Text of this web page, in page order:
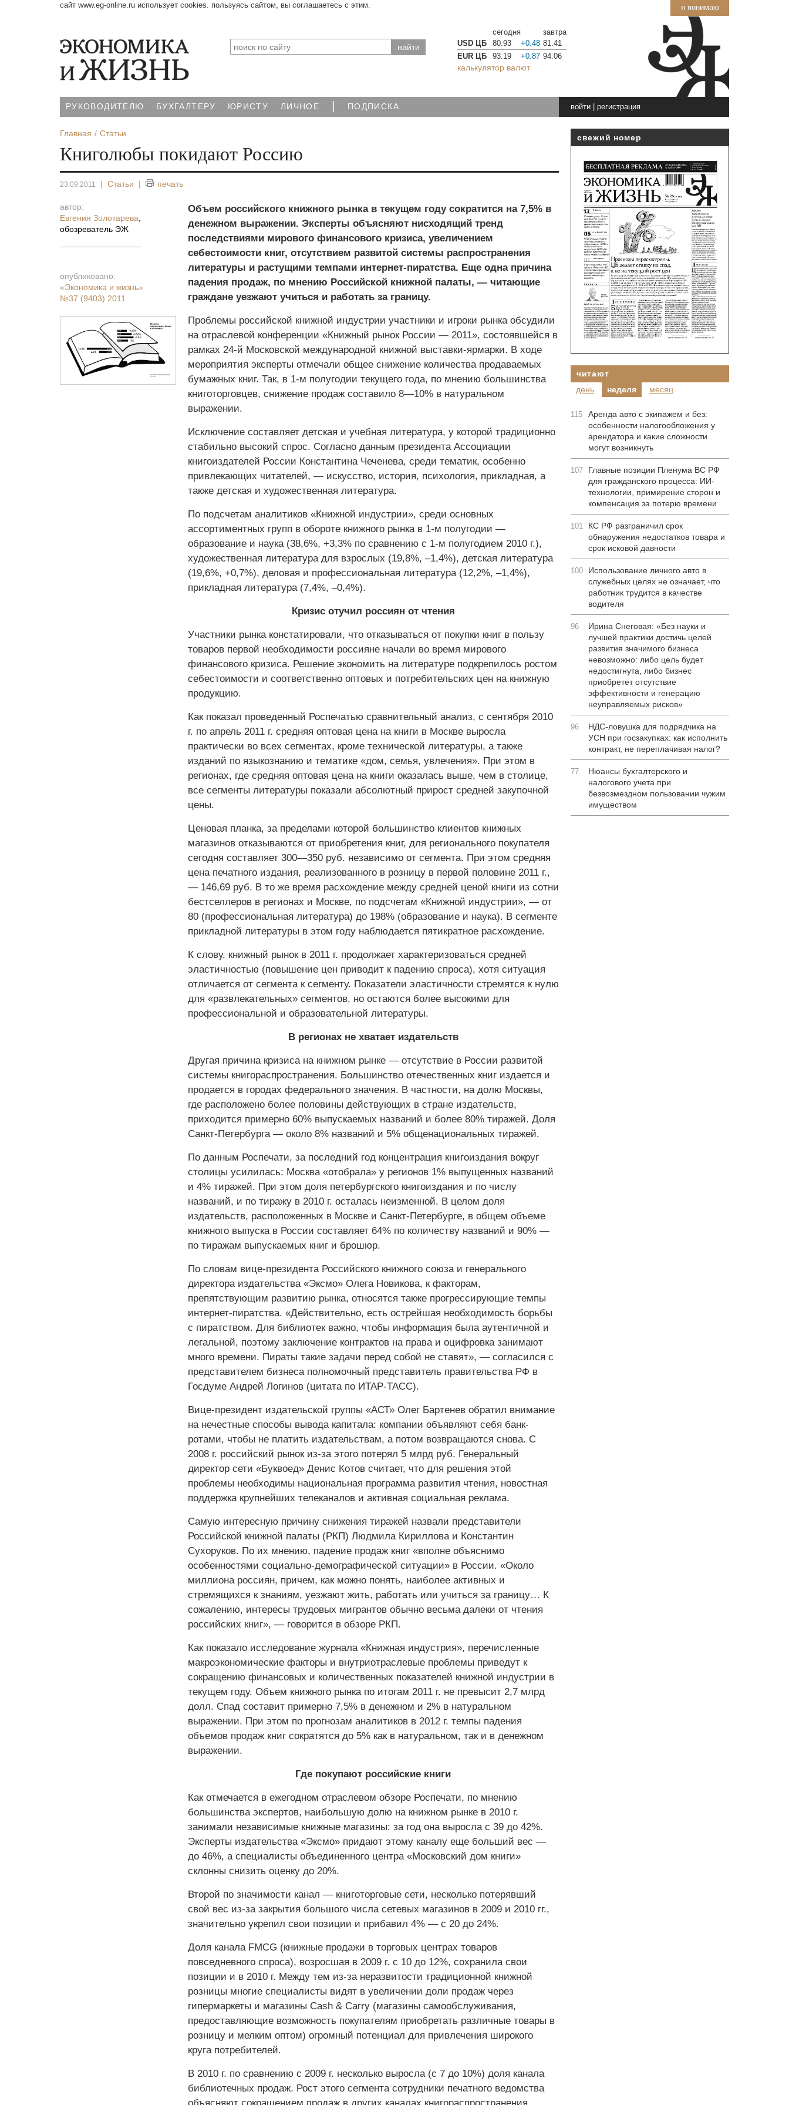
я понимаю
сайт www.eg-online.ru использует cookies. пользуясь сайтом, вы соглашаетесь с этим.
сегодня
завтра
USD ЦБ
80.93 +0.48 81.41
EUR ЦБ
93.19 +0.87 94.06
калькулятор валют
РУКОВОДИТЕЛЮ БУХГАЛТЕРУ ЮРИСТУ ЛИЧНОЕ | ПОДПИСКА войти| регистрация
Главная Статьи
Книголюбы покидают Россию
23.09.2011 | Статьи | печать
автор:
Евгения Золотарева
обозреватель ЭЖ
опубликовано:
«Экономика и жизнь»
№37 (9403) 2011
Объем российского книжного рынка в текущем году сократится на 7,5% в
денежном выражении. Эксперты объясняют нисходящий тренд
последствиями мирового финансового кризиса, увеличением
себестоимости книг, отсутствием развитой системы распространения
литературы и растущими темпами интернет-пиратства. Еще одна причина
падения продаж, по мнению Российской книжной палаты, — читающие
граждане уезжают учиться и работать за границу.
Проблемы российской книжной индустрии участники и игроки рынка обсудили
на отраслевой конференции «Книжный рынок России — 2011», состоявшейся в
рамках 24-й Московской международной книжной выставки-ярмарки. В ходе
мероприятия эксперты отмечали общее снижение количества продаваемых
бумажных книг. Так, в 1-м полугодии текущего года, по мнению большинства
книготорговцев, снижение продаж составило 8—10% в натуральном
выражении.
Исключение составляет детская и учебная литература, у которой традиционно
стабильно высокий спрос. Согласно данным президента Ассоциации
книгоиздателей России Константина Чеченева, среди тематик, особенно
привлекающих читателей, — искусство, история, психология, прикладная, а
также детская и художественная литература.
По подсчетам аналитиков «Книжной индустрии», среди основных
ассортиментных групп в обороте книжного рынка в 1-м полугодии —
образование и наука (38,6%, +3,3% по сравнению с 1-м полугодием 2010 г.),
художественная литература для взрослых (19,8%, –1,4%), детская литература
(19,6%, +0,7%), деловая и профессиональная литература (12,2%, –1,4%),
прикладная литература (7,4%, –0,4%).
Кризис отучил россиян от чтения
Участники рынка констатировали, что отказываться от покупки книг в пользу
товаров первой необходимости россияне начали во время мирового
финансового кризиса. Решение экономить на литературе подкрепилось ростом
себестоимости и соответственно оптовых и потребительских цен на книжную
продукцию.
Как показал проведенный Роспечатью сравнительный анализ, с сентября 2010
г. по апрель 2011 г. средняя оптовая цена на книги в Москве выросла
практически во всех сегментах, кроме технической литературы, а также
изданий по языкознанию и тематике «дом, семья, увлечения». При этом в
регионах, где средняя оптовая цена на книги оказалась выше, чем в столице,
все сегменты литературы показали абсолютный прирост средней закупочной
цены.
Ценовая планка, за пределами которой большинство клиентов книжных
магазинов отказываются от приобретения книг, для регионального покупателя
сегодня составляет 300—350 руб. независимо от сегмента. При этом средняя
цена печатного издания, реализованного в розницу в первой половине 2011 г.,
— 146,69 руб. В то же время расхождение между средней ценой книги из сотни
бестселлеров в регионах и Москве, по подсчетам «Книжной индустрии», — от
80 (профессиональная литература) до 198% (образование и наука). В сегменте
прикладной литературы в этом году наблюдается пятикратное расхождение.
К слову, книжный рынок в 2011 г. продолжает характеризоваться средней
эластичностью (повышение цен приводит к падению спроса), хотя ситуация
отличается от сегмента к сегменту. Показатели эластичности стремятся к нулю
для «развлекательных» сегментов, но остаются более высокими для
профессиональной и образовательной литературы.
В регионах не хватает издательств
Другая причина кризиса на книжном рынке — отсутствие в России развитой
системы книгораспространения. Большинство отечественных книг издается и
продается в городах федерального значения. В частности, на долю Москвы,
где расположено более половины действующих в стране издательств,
приходится примерно 60% выпускаемых названий и более 80% тиражей. Доля
Санкт-Петербурга — около 8% названий и 5% общенациональных тиражей.
По данным Роспечати, за последний год концентрация книгоиздания вокруг
столицы усилилась: Москва «отобрала» у регионов 1% выпущенных названий
и 4% тиражей. При этом доля петербургского книгоиздания и по числу
названий, и по тиражу в 2010 г. осталась неизменной. В целом доля
издательств, расположенных в Москве и Санкт-Петербурге, в общем объеме
книжного выпуска в России составляет 64% по количеству названий и 90% —
по тиражам выпускаемых книг и брошюр.
По словам вице-президента Российского книжного союза и генерального
директора издательства «Эксмо» Олега Новикова, к факторам,
препятствующим развитию рынка, относятся также прогрессирующие темпы
интернет-пиратства. «Действительно, есть острейшая необходимость борьбы
с пиратством. Для библиотек важно, чтобы информация была аутентичной и
легальной, поэтому заключение контрактов на права и оцифровка занимают
много времени. Пираты такие задачи перед собой не ставят», — согласился с
представителем бизнеса полномочный представитель правительства РФ в
Госдуме Андрей Логинов (цитата по ИТАР-ТАСС).
Вице-президент издательской группы «АСТ» Олег Бартенев обратил внимание
на нечестные способы вывода капитала: компании объявляют себя банк­
ротами, чтобы не платить издательствам, а потом возвращаются снова. С
2008 г. российский рынок из-за этого потерял 5 млрд руб. Генеральный
директор сети «Буквоед» Денис Котов считает, что для решения этой
проблемы необходимы национальная программа развития чтения, новостная
поддержка крупнейших телеканалов и активная социальная реклама.
Самую интересную причину снижения тиражей назвали представители
Российской книжной палаты (РКП) Людмила Кириллова и Константин
Сухоруков. По их мнению, падение продаж книг «вполне объяснимо
особенностями социально-демографической ситуации» в России. «Около
миллиона россиян, причем, как можно понять, наиболее активных и
стремящихся к знаниям, уезжают жить, работать или учиться за границу… К
сожалению, интересы трудовых мигрантов обычно весьма далеки от чтения
российских книг», — говорится в обзоре РКП.
Как показало исследование журнала «Книжная индустрия», перечисленные
макроэкономические факторы и внутриотраслевые проблемы приведут к
сокращению финансовых и количественных показателей книжной индустрии в
текущем году. Объем книжного рынка по итогам 2011 г. не превысит 2,7 млрд
долл. Спад составит примерно 7,5% в денежном и 2% в натуральном
выражении. При этом по прогнозам аналитиков в 2012 г. темпы падения
объемов продаж книг сократятся до 5% как в натуральном, так и в денежном
выражении.
Где покупают российские книги
Как отмечается в ежегодном отраслевом обзоре Роспечати, по мнению
большинства экспертов, наибольшую долю на книжном рынке в 2010 г.
занимали независимые книжные магазины: за год она выросла с 39 до 42%.
Эксперты издательства «Эксмо» придают этому каналу еще больший вес —
до 46%, а специалисты объединенного центра «Московский дом книги»
склонны снизить оценку до 20%.
Второй по значимости канал — книготорговые сети, несколько потерявший
свой вес из-за закрытия большого числа сетевых магазинов в 2009 и 2010 гг.,
значительно укрепил свои позиции и прибавил 4% — с 20 до 24%.
Доля канала FMCG (книжные продажи в торговых центрах товаров
повседневного спроса), возросшая в 2009 г. с 10 до 12%, сохранила свои
позиции и в 2010 г. Между тем из-за неразвитости традиционной книжной
розницы многие специалисты видят в увеличении доли продаж через
гипермаркеты и магазины Cash & Carry (магазины самообслуживания,
предоставляющие возможность покупателям приобретать различные товары в
розницу и мелким оптом) огромный потенциал для привлечения широкого
круга потребителей.
В 2010 г. по сравнению с 2009 г. несколько выросла (с 7 до 10%) доля канала
библиотечных продаж. Рост этого сегмента сотрудники печатного ведомства
свежий номер
читают
день
неделя месяц
115
Аренда авто с экипажем и без:
особенности налогообложения у
арендатора и какие сложности
могут возникнуть
107
Главные позиции Пленума ВС РФ
для гражданского процесса: ИИ-
технологии, примирение сторон и
компенсация за потерю времени
101
КС РФ разграничил срок
обнаружения недостатков товара и
срок исковой давности
100
Использование личного авто в
служебных целях не означает, что
работник трудится в качестве
водителя
96
Ирина Снеговая: «Без науки и
лучшей практики достичь целей
развития значимого бизнеса
невозможно: либо цель будет
недостигнута, либо бизнес
приобретет отсутствие
эффективности и генерацию
неуправляемых рисков»
96
НДС-ловушка для подрядчика на
УСН при госзакупках: как исполнить
контракт, не переплачивая налог?
77
Нюансы бухгалтерского и
налогового учета при
безвозмездном пользовании чужим
имуществом